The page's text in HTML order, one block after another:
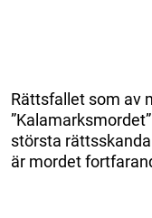
Rättsfallet som av
största
är mordet